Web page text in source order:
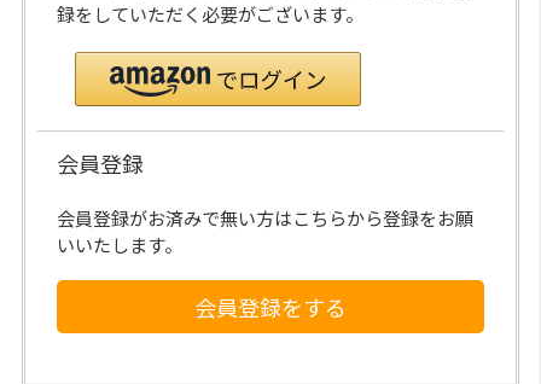
録をしていただく必要がございます。
会員登録
会員登録がお済みで無い方はこちらから登録をお願
いいたします。
会員登録をする